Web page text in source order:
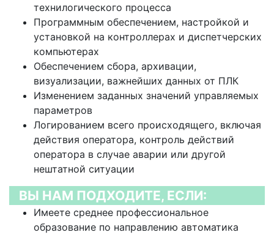
технилогического процесса
Программным обеспечением, настройкой и
установкой на контроллерах и диспетчерских
компьютерах
Обеспечением сбора, архивации,
визуализации, важнейших данных от ПЛК
Изменением заданных значений управляемых
параметров
Логированием всего происходящего, включая
действия оператора, контроль действий
оператора в случае аварии или другой
нештатной ситуации
ВЫ НАМ ПОДХОДИТЕ, ЕСЛИ:
Имеете среднее профессиональное
образование по направлению автоматика